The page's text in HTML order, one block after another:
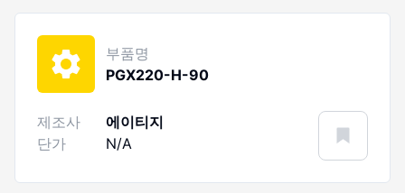
부품명
PGX220-H-90
제조사
에이티지
단가
N/A